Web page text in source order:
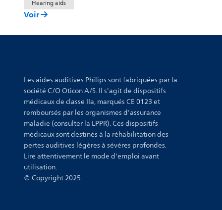
Hearing aids
Voir
Les aides auditives Philips sont fabriquées par la
société C/O Oticon A/S. Il s'agit de dispositifs
médicaux de classe IIa, marqués CE 0123 et
remboursés par les organismes d'assurance
maladie (consulter la LPPR). Ces dispositifs
médicaux sont destinés à la réhabilitation des
pertes auditives légères à sévères profondes.
Lire attentivement le mode d'emploi avant
utilisation.
© Copyright 2025